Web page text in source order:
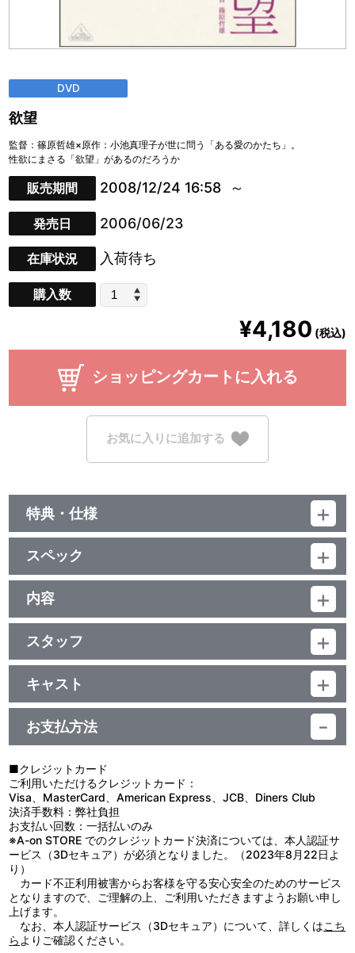
DVD
欲望
監督：篠原哲雄×原作：小池真理子が世に問う「ある愛のかたち」。
性欲にまさる「欲望」があるのだろうか
販売期間 2008/12/24 16:58
発売日 2006/06/23
在庫状況 入荷待ち
購入数
¥4,180 (税込)
ショッピングカートに入れる
お気に入りに追加する
特典・仕様
映像特典
劇場予告編、特報、
『欲望』のむこうがわ（監督インタビュー）
スペック
品番：BCBJ-2505
ジャンル：劇場公開映画（邦画）
（本編133分+映像特典12分）／ﾄﾞﾙﾋﾞｰﾃﾞｼﾞﾀﾙ(ｻﾗｳﾝﾄﾞ※)／片面2層
／16：9(ｽｸｲｰｽﾞ)／ﾋﾞｽﾀｻｲｽﾞ／英語字幕付（ON・OFF可能）
※この音声は、DTSステレオ方式で製作された劇場用音源を収録し
たものです。／カラー／確145分／1巻
内容
制作年度：2005年
中学時代、三島由紀夫に傾倒する美少年・正巳（村上 淳）に憧れな
がらも、親友の阿佐緒（高岡早紀）に好意を寄せる正巳と一定の友
情を保っていた類子（板谷由夏）。それから１０年後、学校図書館
司書となり、妻子ある教師・野勢(大森南朋)との肉体だけの関係に
溺れていた類子は、阿佐緒の結婚披露パーティーで、久々に正巳と
再会する･･･。
スタッフ
企画・製作：鈴木 光／原作：小池真理子（新潮社刊）／監督：篠原
哲雄／脚本：大森寿美男、川﨑いづみ／主題曲：布袋寅泰／音楽：
池 頼広／プロデューサー：原田文宏／撮影：上野彰吾（J.S.C）／
照明：赤津淳一／美術：小澤秀高／録音：阿部 茂／編集：田中愼二
／キャスティング：名須川伸吾／助監督：谷口正晃／製作担当：宿
崎恵造／企画協力：愛企画／配給：メディア・スーツ／製作：光和
キャスト
板谷由夏／村上 淳／高岡早紀／利重 剛／大森南朋／中村方隆／内
田春菊／水木 薫／筒井康隆／中村久美／吉田日出子／津川雅彦 他
お支払方法
■クレジットカード
ご利用いただけるクレジットカード：
Visa、MasterCard、American Express、JCB、Diners Club
決済手数料：弊社負担
お支払い回数：一括払いのみ
※A-on STORE でのクレジットカード決済については、本人認証サ
ービス（3Dセキュア）が必須となりました。（2023年8月22日よ
り）
カード不正利用被害からお客様を守る安心安全のためのサービス
となりますので、ご理解の上、ご利用いただきますようお願い申し
上げます。
なお、本人認証サービス（3Dセキュア）について、詳しくはこち
ら よりご確認ください。